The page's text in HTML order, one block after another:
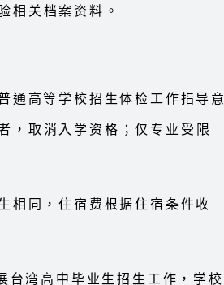
相关档案资料。
通高等学校招生体检工作指导意
，取消入学资格；仅专业受限
相同，住宿费根据住宿条件收
台湾高中毕业生招生工作，学校